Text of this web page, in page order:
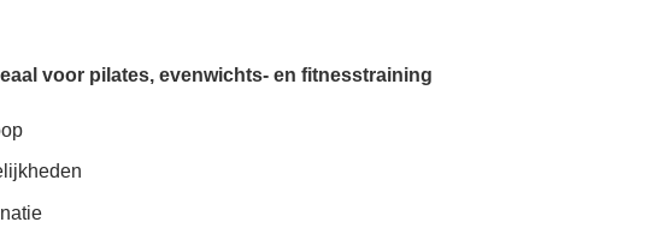
voor pilates, evenwichts- en fitnesstraining